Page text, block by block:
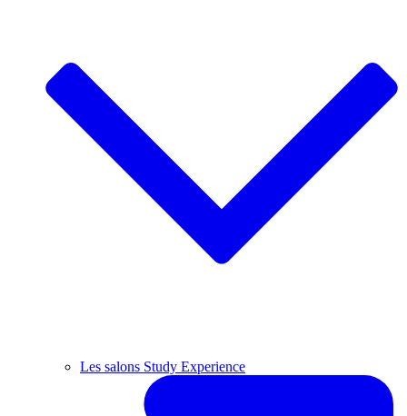
Les salons Study Experience